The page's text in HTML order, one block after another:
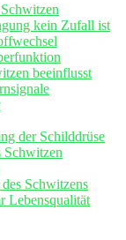
kein Zufall ist
beeinflusst
⁣der ⁣Schilddrüse
Schwitzen
Schwitzens
Lebensqualität